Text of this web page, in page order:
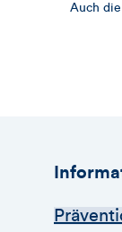
Auch die